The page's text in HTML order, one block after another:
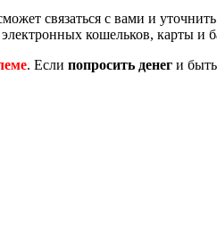
связаться с вами и
кошельков, карты и
. Если попросить денег и